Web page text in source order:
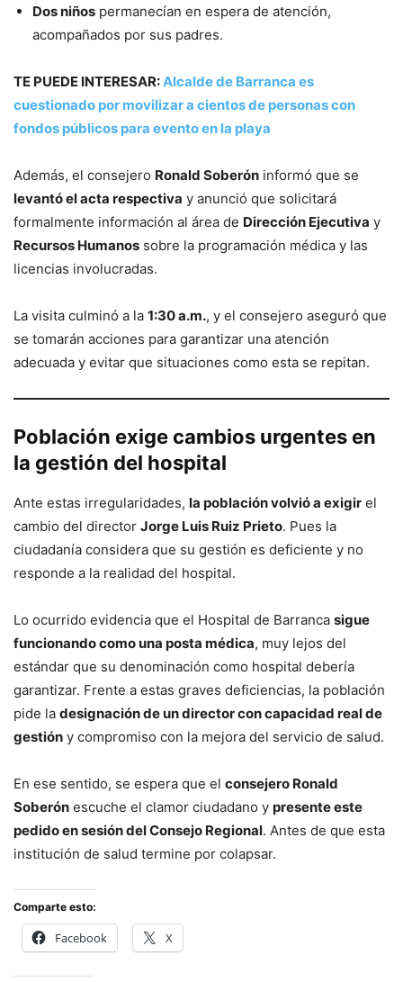
Dos niños permanecían en espera de atención,
acompañados por sus padres.
TE PUEDE INTERESAR:Alcalde de Barranca es
cuestionado por movilizar a cientos de personas con
fondos públicos para evento en la playa
Además, el consejero Ronald Soberón informó que se
levantó el acta respectiva y anunció que solicitará
formalmente información al área de Dirección Ejecutiva y
Recursos Humanos sobre la programación médica y las
licencias involucradas.
La visita culminó a la 1:30 a.m., y el consejero aseguró que
se tomarán acciones para garantizar una atención
adecuada y evitar que situaciones como esta se repitan.
Población exige cambios urgentes en
la gestión del hospital
Ante estas irregularidades, la población volvió a exigir el
cambio del director Jorge Luis Ruiz Prieto. Pues la
ciudadanía considera que su gestión es deficiente y no
responde a la realidad del hospital.
Lo ocurrido evidencia que el Hospital de Barranca sigue
funcionando como una posta médica, muy lejos del
estándar que su denominación como hospital debería
garantizar. Frente a estas graves deficiencias, la población
pide la designación de un director con capacidad real de
gestión y compromiso con la mejora del servicio de salud.
En ese sentido, se espera que el consejero Ronald
Soberón escuche el clamor ciudadano y presente este
pedido en sesión del Consejo Regional. Antes de que esta
institución de salud termine por colapsar.
Comparte esto:
Facebook X